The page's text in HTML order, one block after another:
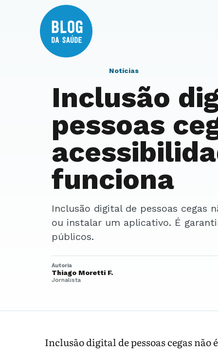
Notícias
Inclusão
pessoas
funciona
Inclusão digital de pessoas cegas não é apenas entregar um computador
ou instalar um aplicativo. É
públicos.
Autoria
Thiago Moretti F.
Jornalista
Inclusão digital de pessoas cegas